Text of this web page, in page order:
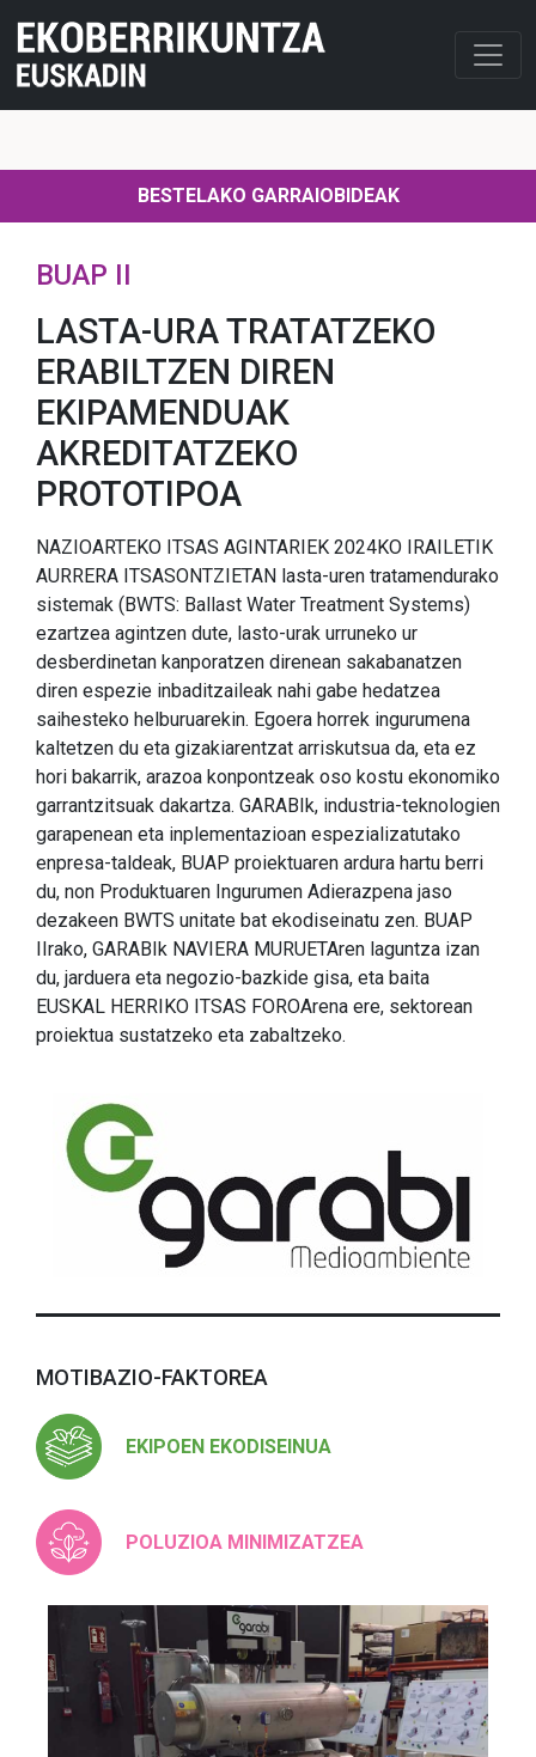
BESTELAKO GARRAIOBIDEAK
BUAP II
LASTA-URA TRATATZEKO
ERABILTZEN DIREN
EKIPAMENDUAK
AKREDITATZEKO
PROTOTIPOA
NAZIOARTEKO ITSAS AGINTARIEK 2024KO IRAILETIK
AURRERA ITSASONTZIETAN lasta-uren tratamendurako
sistemak (BWTS: Ballast Water Treatment Systems)
ezartzea agintzen dute, lasto-urak urruneko ur
desberdinetan kanporatzen direnean sakabanatzen
diren espezie inbaditzaileak nahi gabe hedatzea
saihesteko helburuarekin. Egoera horrek ingurumena
kaltetzen du eta gizakiarentzat arriskutsua da, eta ez
hori bakarrik, arazoa konpontzeak oso kostu ekonomiko
garrantzitsuak dakartza. GARABIk, industria-teknologien
garapenean eta inplementazioan espezializatutako
enpresa-taldeak, BUAP proiektuaren ardura hartu berri
du, non Produktuaren Ingurumen Adierazpena jaso
dezakeen BWTS unitate bat ekodiseinatu zen. BUAP
IIrako, GARABIk NAVIERA MURUETAren laguntza izan
du, jarduera eta negozio-bazkide gisa, eta baita
EUSKAL HERRIKO ITSAS FOROArena ere, sektorean
proiektua sustatzeko eta zabaltzeko.
MOTIBAZIO-FAKTOREA
EKIPOEN EKODISEINUA
POLUZIOA MINIMIZATZEA